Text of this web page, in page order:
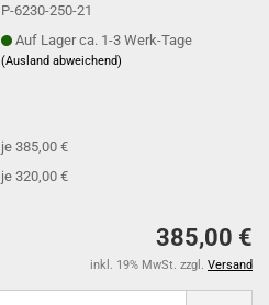
P-6230-250-21
Auf Lager ca. 1-3 Werk-Tage
(Ausland abweichend)
je 385,00 €
je 320,00 €
385,00 €
inkl. 19% MwSt. zzgl. Versand